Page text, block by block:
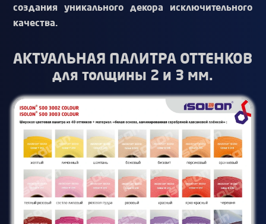
создания уникального декора исключительного
качества.
АКТУАЛЬНАЯ ПАЛИТРА ОТТЕНКОВ
для толщины 2 и 3 мм.